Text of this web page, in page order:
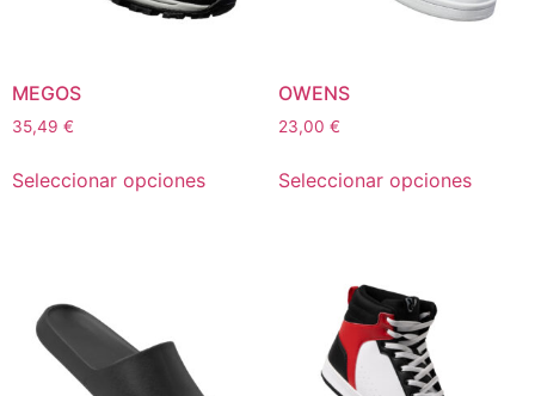
MEGOS
35,49 €
Seleccionar opciones
OWENS
23,00 €
Seleccionar opciones